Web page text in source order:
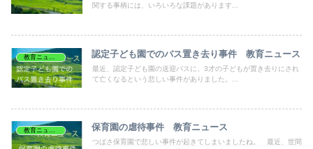
関する事柄には、いろいろな課題があります...
認定子ども園でのバス置き去り事件 教育ニュース
最近、認定子ども園の送迎バスに、3才の子どもが置き去りにされ
て亡くなるという悲しい事件がありました。...
教育ニュース 保育園の虐待事件 教育ニュース
つばさ保育園で悲しい事件が起きてしまいましたね。 最近、世間